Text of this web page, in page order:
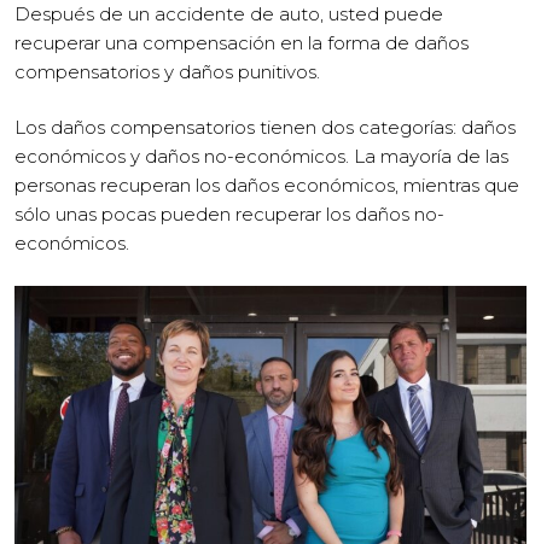
Después de un accidente de auto, usted puede
recuperar una compensación en la forma de daños
compensatorios y daños punitivos.
Los daños compensatorios tienen dos categorías: daños
económicos y daños no-económicos. La mayoría de las
personas recuperan los daños económicos, mientras que
sólo unas pocas pueden recuperar los daños no-
económicos.